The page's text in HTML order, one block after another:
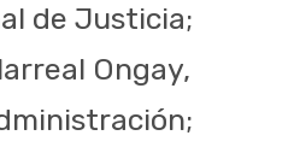
de Justicia;
Ongay,